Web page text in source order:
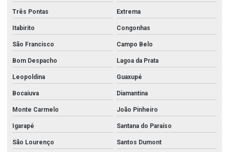
Três Pontas Extrema
Itabirito Congonhas
São Francisco Campo Belo
Bom Despacho Lagoa da Prata
Leopoldina Guaxupé
Bocaiuva Diamantina
Monte Carmelo João Pinheiro
Igarapé Santana do Paraíso
São Lourenço Santos Dumont